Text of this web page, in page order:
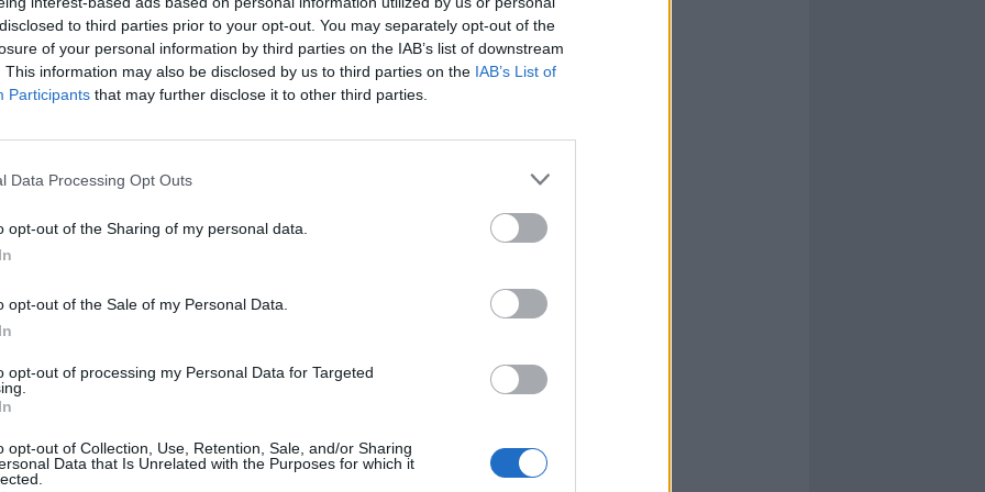
to third parties prior to your opt-out. You may separately opt-out of the
of your personal information by third parties on the IAB’s list of downstream
This information may also be disclosed by us to third parties on the IAB’s List of
Participants that may further disclose it to other third parties.
Data Processing Opt Outs
opt-out of the Sharing of my personal data.
opt-out of the Sale of my Personal Data.
opt-out of processing my Personal Data for Targeted
opt-out of Collection, Use, Retention, Sale, and/or Sharing
Data that Is Unrelated with the Purposes for which it
venuti alla luce cinque reperti bronzei.
della gabbia toracica, fortemente
si sono individuati quattro reperti in
rivestiti di lamina bronzea di forma
sotto il ventre, in prossimità degli
a un disco. La forma di questi elementi
che appartengano a un tipo
sella definita a quattro corni, formata
e due posteriori, ricoperta da placche di
servivano per dare stabilità al cavaliere, in
cui non erano state inventate le staffe.
tipo sono state utilizzate nel mondo
dal I secolo d.C. ed in particolare in
Le giunzioni ad anello erano quattro
e servivano a collegare diverse